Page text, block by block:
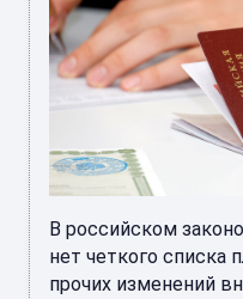
В российском
нет четкого списка
прочих изменений